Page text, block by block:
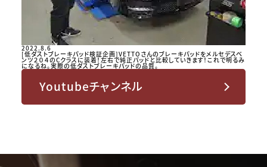
2022.8.6
[低ダストブレーキパッド検証企画]VETTOさんのブレーキパッドをメルセデスベ
ンツ２０４のCクラスに装着！左右で純正パッドと比較していきます！これで明るみ
になるね。実際の低ダストブレーキパッドの品質。
Youtubeチャンネル